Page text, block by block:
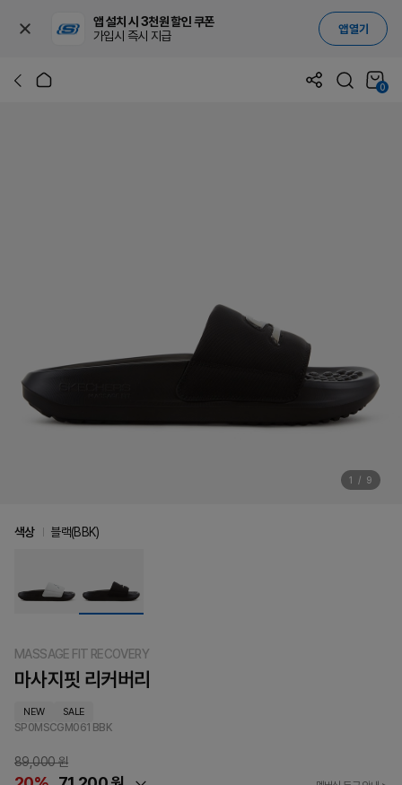
앱 설치 시 3천원 할인 쿠폰
가입시 즉시 지급
앱 열기
0
1 / 9
MASSAGE FIT RECOVERY
마사지핏 리커버리
NEW SALE
SP0MSCGM061 BBK
89,000 원
색상 블랙(BBK)